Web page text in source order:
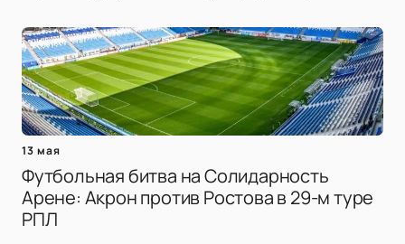
13 мая
Футбольная битва на Солидарность
Арене: Акрон против Ростова в 29-м туре
РПЛ